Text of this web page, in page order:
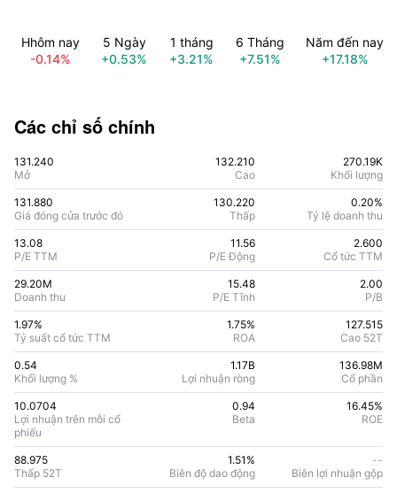
Hhôm nay
-0.14%
5 Ngày
+0.53%
1 tháng
+3.21%
6 Tháng
+7.51%
Năm đến nay
+17.18%
Các chỉ số chính
131.240
Mở
132.210
Cao
270.19K
Khối lượng
13.08
P/E TTM
11.56
P/E Động
2.600
Cổ tức TTM
0.20%
Tỷ lệ doanh thu
131.880
Giá đóng cửa trước đó
130.220
Thấp
29.20M
Doanh thu
15.48
P/E Tĩnh
2.00
P/B
1.97%
Tỷ suất cổ tức TTM
1.75%
ROA
127.515
Cao 52T
0.54
Khối lượng %
1.17B
Lợi nhuận ròng
136.98M
Cổ phần
10.0704
Lợi nhuận trên mỗi cổ
phiếu
0.94
Beta
16.45%
ROE
88.975
Thấp 52T
1.51%
Biên độ dao động
--
Biên lợi nhuận gộp